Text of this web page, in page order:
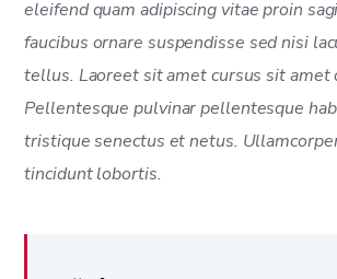
eleifend quam adipiscing vitae proin
faucibus ornare suspendisse sed nisi
tellus. Laoreet sit amet cursus sit amet
Pellentesque pulvinar pellentesque
tristique senectus et netus.
tincidunt lobortis.